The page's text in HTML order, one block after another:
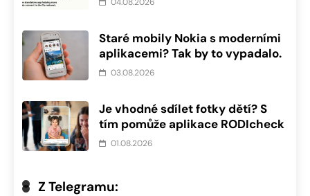
04.08.2026
Staré mobily Nokia s moderními
aplikacemi? Tak by to vypadalo.
03.08.2026
Je vhodné sdílet fotky dětí? S
tím pomůže aplikace RODIcheck
01.08.2026
Z Telegramu: